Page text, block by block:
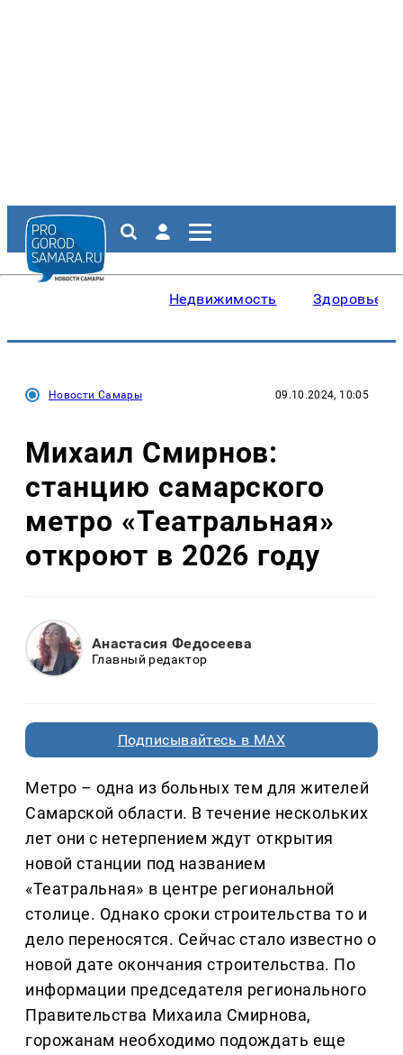
Недвижимость Здоровье
Новости Самары 09.10.2024, 10:05
Михаил Смирнов:
станцию самарского
метро «Театральная»
откроют в 2026 году
Анастасия Федосеева
Главный редактор
Подписывайтесь в MAX
Метро – одна из больных тем для жителей
Самарской области. В течение нескольких
лет они с нетерпением ждут открытия
новой станции под названием
«Театральная» в центре региональной
столице. Однако сроки строительства то и
дело переносятся. Сейчас стало известно о
новой дате окончания строительства. По
информации председателя регионального
Правительства Михаила Смирнова,
горожанам необходимо подождать еще